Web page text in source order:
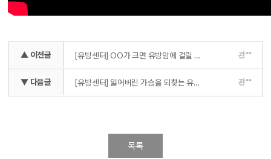
▲ 이전글 [유방센터] OO가 크면 유방암에 걸릴 확률이 높다?! 관**
▼ 다음글 [유방센터] 잃어버린 가슴을 되찾는 유방재건술! 지연재건술 편 관**
목록